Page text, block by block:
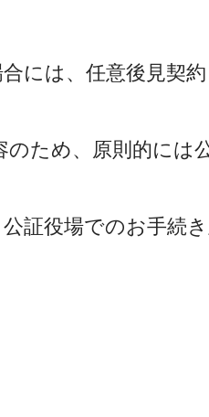
には、任意後見契
ため、原則的には
証役場でのお手続